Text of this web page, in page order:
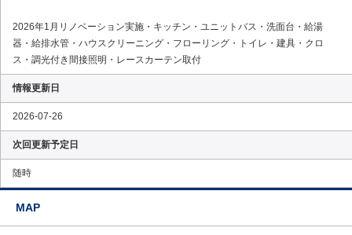
2026年1月リノベーション実施・キッチン・ユニットバス・洗面台・給湯
器・給排水管・ハウスクリーニング・フローリング・トイレ・建具・クロ
ス・調光付き間接照明・レースカーテン取付
情報更新日
2026-07-26
次回更新予定日
随時
MAP